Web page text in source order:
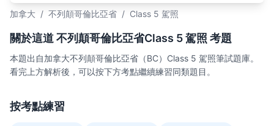
加拿大 / 不列顛哥倫比亞省 / Class 5 駕照
關於這道 不列顛哥倫比亞省Class 5 駕照 考題
本題出自加拿大不列顛哥倫比亞省（BC）Class 5 駕照筆試題庫。
看完上方解析後，可以按下方考點繼續練習同類題目。
按考點練習